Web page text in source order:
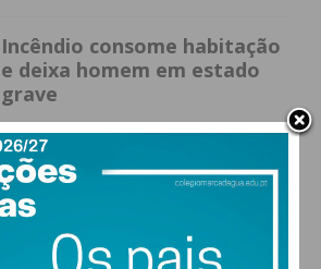
Incêndio consome habitação
e deixa homem em estado
grave
PORMÓNICA FERREIRA
ATUALIDADE
Rota do Românico investe
na salvaguarda do
património das igrejas